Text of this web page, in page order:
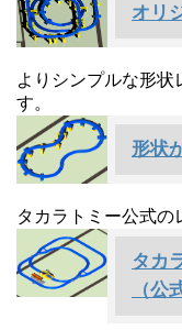
オリ
よりシンプルな形状
す。
形状
タカラトミー公式の
タカ
（公